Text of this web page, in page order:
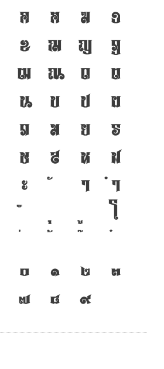
ค ฅ ฆ
ง
ซ ฌ ญ ฎ
ฒ ณ ด
ต
น บ ป
ผ
ภ ม ย
ร
ษ ส ห
ฬ
ะ า
ำ
โ
๐ ๑ ๒
๓
๗ ๘ ๙